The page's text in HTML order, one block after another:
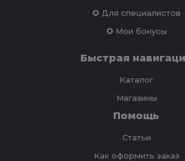
✪ Для специалистов
✪ Мои бонусы
Быстрая
Каталог
Магазины
Помощь
Статьи
Как оформить заказ